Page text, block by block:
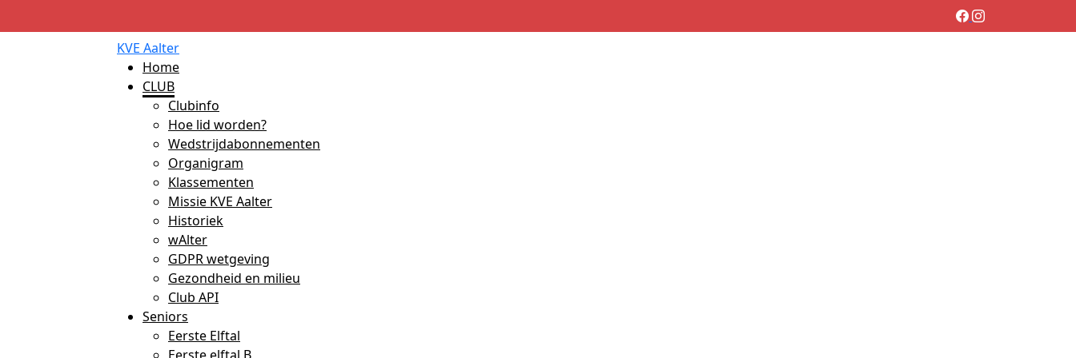
KVE Aalter
Home
CLUB
Clubinfo
Hoe lid worden?
Wedstrijdabonnementen
Organigram
Klassementen
Missie KVE Aalter
Historiek
wAlter
GDPR wetgeving
Gezondheid en milieu
Club API
Seniors
Eerste Elftal